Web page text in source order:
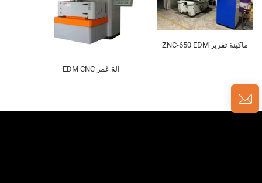
ماكينة تفريز ZNC-650 EDM
آلة غمر EDM CNC